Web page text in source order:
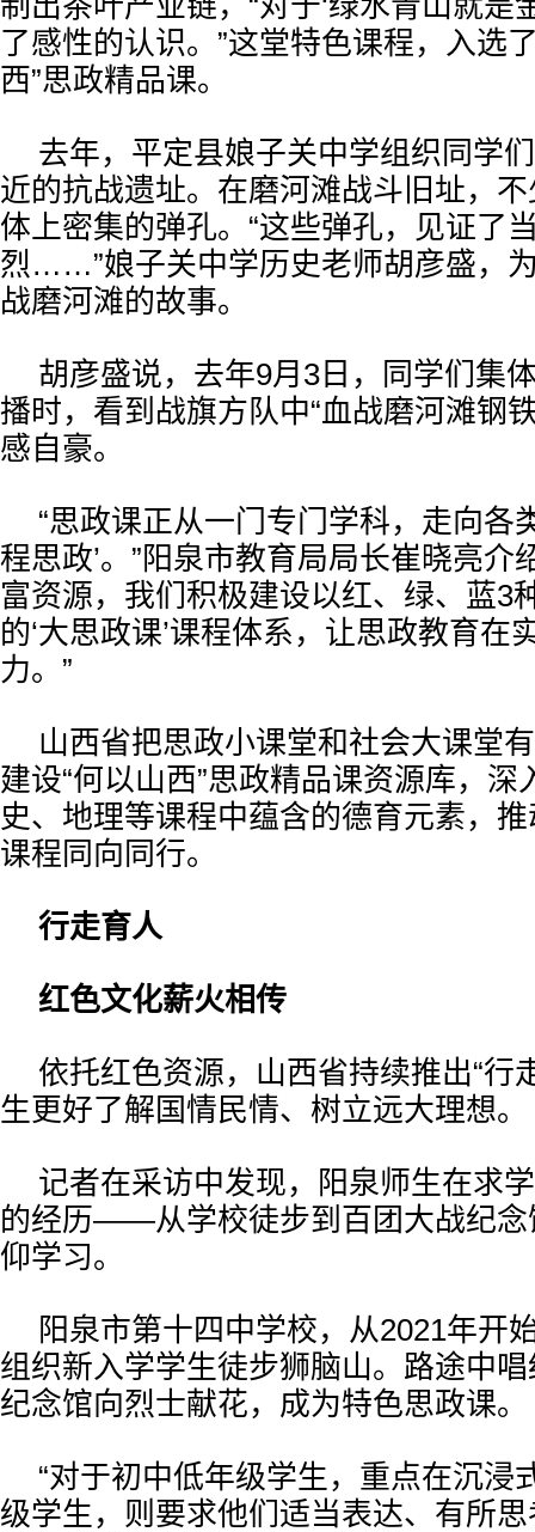
了感性的认识。”这堂特色课程，入选
西”思政精品课。
去年，平定县娘子关中学组织同学
近的抗战遗址。在磨河滩战斗旧址，
体上密集的弹孔。“这些弹孔，见证了
烈……”娘子关中学历史老师胡彦盛，
战磨河滩的故事。
胡彦盛说，去年9月3日，同学们集
播时，看到战旗方队中“血战磨河滩钢
感自豪。
“思政课正从一门专门学科，走向各
程思政’。”阳泉市教育局局长崔晓亮介
富资源，我们积极建设以红、绿、蓝3
的‘大思政课’课程体系，让思政教育在
力。”
山西省把思政小课堂和社会大课堂
建设“何以山西”思政精品课资源库，深
史、地理等课程中蕴含的德育元素，
课程同向同行。
行走育人
红色文化薪火相传
依托红色资源，山西省持续推出“行
生更好了解国情民情、树立远大理想。
记者在采访中发现，阳泉师生在求
的经历——从学校徒步到百团大战纪念
仰学习。
阳泉市第十四中学校，从2021年开
组织新入学学生徒步狮脑山。路途中
纪念馆向烈士献花，成为特色思政课。
“对于初中低年级学生，重点在沉浸
级学生，则要求他们适当表达、有所思